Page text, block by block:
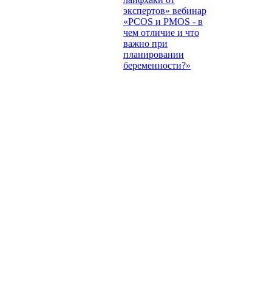
экспертов» вебинар
«PCOS и PMOS - в
чем отличие и что
важно при
планировании
беременности?»